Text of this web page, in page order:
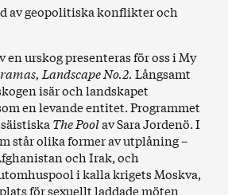
av geopolitiska konflikter och
en urskog presenteras för oss i My
Landscape No.2. Långsamt
isär och landskapet
en levande entitet. Programmet
The Poolav Sara Jordenö. I
står olika former av utplåning –
och Irak, och
i kalla krigets Moskva,
för sexuellt laddade möten